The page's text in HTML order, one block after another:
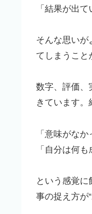
「結果が出
そんな思いが
てしまうこと
数字、評価、
きています。
「意味がな
「自分は何
という感覚
事の捉え方が